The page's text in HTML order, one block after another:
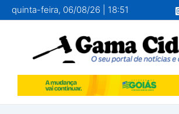
para
conteúdo
quinta-feira, 06/08/26 | 18:51